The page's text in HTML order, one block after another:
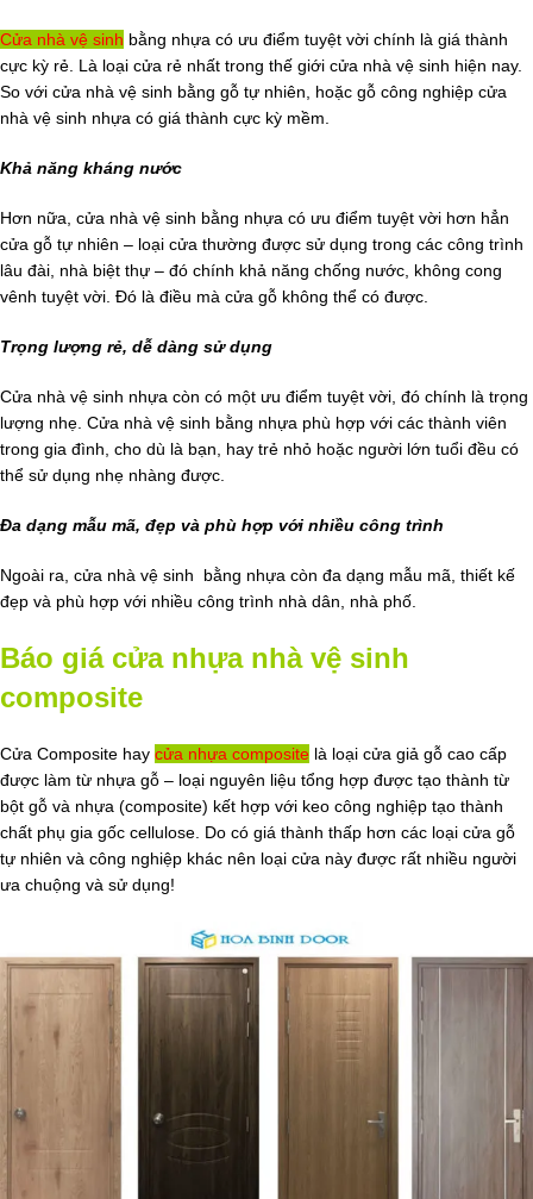
Cửa nhà vệ sinh bằng nhựa có ưu điểm tuyệt vời chính là giá thành
cực kỳ rẻ. Là loại cửa rẻ nhất trong thế giới cửa nhà vệ sinh hiện nay.
So với cửa nhà vệ sinh bằng gỗ tự nhiên, hoặc gỗ công nghiệp cửa
nhà vệ sinh nhựa có giá thành cực kỳ mềm.
Khả năng kháng nước
Hơn nữa, cửa nhà vệ sinh bằng nhựa có ưu điểm tuyệt vời hơn hẳn
cửa gỗ tự nhiên – loại cửa thường được sử dụng trong các công trình
lâu đài, nhà biệt thự – đó chính khả năng chống nước, không cong
vênh tuyệt vời. Đó là điều mà cửa gỗ không thể có được.
Trọng lượng rẻ, dễ dàng sử dụng
Cửa nhà vệ sinh nhựa còn có một ưu điểm tuyệt vời, đó chính là trọng
lượng nhẹ. Cửa nhà vệ sinh bằng nhựa phù hợp với các thành viên
trong gia đình, cho dù là bạn, hay trẻ nhỏ hoặc người lớn tuổi đều có
thể sử dụng nhẹ nhàng được.
Đa dạng mẫu mã, đẹp và phù hợp với nhiều công trình
Ngoài ra, cửa nhà vệ sinh bằng nhựa còn đa dạng mẫu mã, thiết kế
đẹp và phù hợp với nhiều công trình nhà dân, nhà phố.
Báo giá cửa nhựa nhà vệ sinh
composite
Cửa Composite hay cửa nhựa composite là loại cửa giả gỗ cao cấp
được làm từ nhựa gỗ – loại nguyên liệu tổng hợp được tạo thành từ
bột gỗ và nhựa (composite) kết hợp với keo công nghiệp tạo thành
chất phụ gia gốc cellulose. Do có giá thành thấp hơn các loại cửa gỗ
tự nhiên và công nghiệp khác nên loại cửa này được rất nhiều người
ưa chuộng và sử dụng!